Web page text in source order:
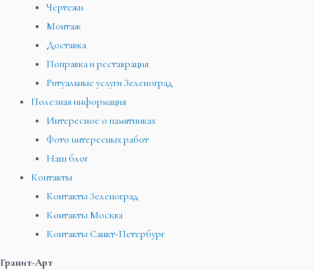
Чертежи
Монтаж
Доставка
Поправка и реставрация
Ритуальные услуги Зеленоград
Полезная информация
Интересное о памятниках
Фото интересных работ
Наш блог
Контакты
Контакты Зеленоград
Контакты Москва
Контакты Санкт-Петербург
Гранит-Арт